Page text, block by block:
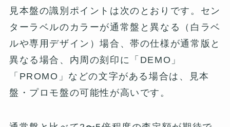
見本盤の識別ポイントは次のとおりです。セン
ターラベルのカラーが通常盤と異なる（白ラベ
ルや専用デザイン）場合、帯の仕様が通常版と
異なる場合、内周の刻印に「DEMO」
「PROMO」などの文字がある場合は、見本
盤・プロモ盤の可能性が高いです。